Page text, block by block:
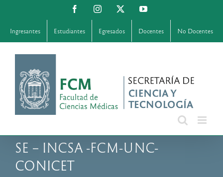
contenido
FacebookInstagram YouTube
Ingresantes Estudiantes Egresados Docentes No Docentes
SE – INCSA -FCM-UNC-
CONICET